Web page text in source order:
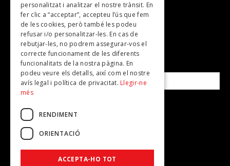
Revistes
SUBSCRIU-TE A LA NOSTRA NEWSLETTER!
Correu electrònic*
Accepto lapolítica de privacitat
personalitzat i analitzar el nostre trànsit. En
fer clic a “acceptar”, accepteu l’ús que fem
de les cookies, però també les podeu
refusar i/o personalitzar-les. En cas de
rebutjar-les, no podrem assegurar-vos el
correcte funcionament de les diferents
funcionalitats de la nostra pàgina. En
podeu veure els detalls, així com el nostre
avís legal i política de privacitat. Llegir-ne
més
RENDIMENT
ORIENTACIÓ
ACCEPTA-HO TOT